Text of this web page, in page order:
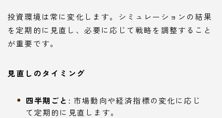
投資環境は常に変化します。シミュレーションの結果
を定期的に見直し、必要に応じて戦略を調整すること
が重要です。
見直しのタイミング
四半期ごと : 市場動向や経済指標の変化に応じ
て定期的に見直します。